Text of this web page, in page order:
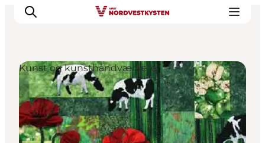
Feriesteder
Inspiration
Handicapvenlig ferie
Kunst og kunsthåndværkere